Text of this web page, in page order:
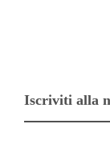
Iscriviti alla